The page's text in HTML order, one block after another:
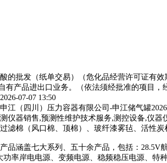
的批发（纸单交易）（危化品经营许可证有
产品进出口业务。（依法须经批准的项目，
2026-07-07 13:50
江（四川）压力容器有限公司-申江储气罐
仪器销售,预测性维护技术服务,测控设备,仪器
滤棉（风口棉、顶棉）、玻纤漆雾毡、活性
品涵盖七大系列、五十余产品，包括：28.5V
率岸电电源、变频电源、稳频稳压电源、特